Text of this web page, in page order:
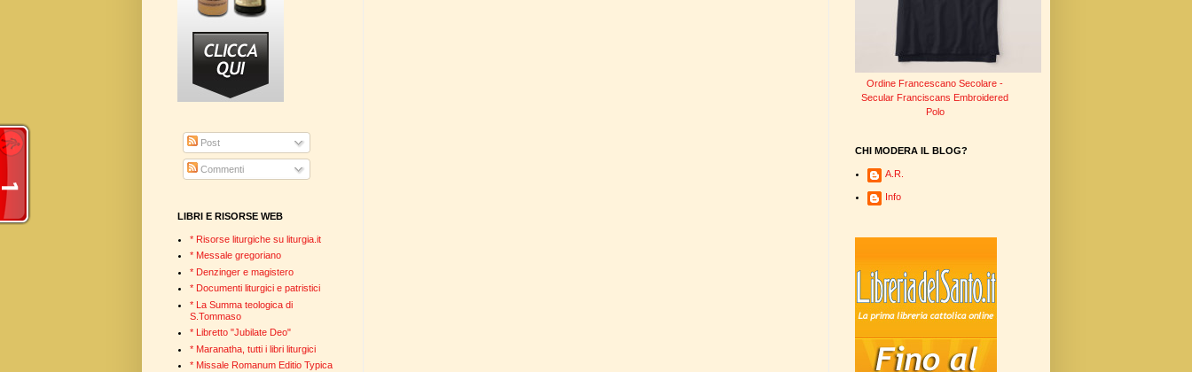
Post
Commenti
LIBRI E RISORSE WEB
* Risorse liturgiche su liturgia.it
* Messale gregoriano
* Denzinger e magistero
* Documenti liturgici e patristici
* La Summa teologica di
S.Tommaso
* Libretto "Jubilate Deo"
* Maranatha, tutti i libri liturgici
* Missale Romanum Editio Typica
Ordine Francescano Secolare -
Secular Franciscans Embroidered
Polo
CHI MODERA IL BLOG?
A.R.
Info